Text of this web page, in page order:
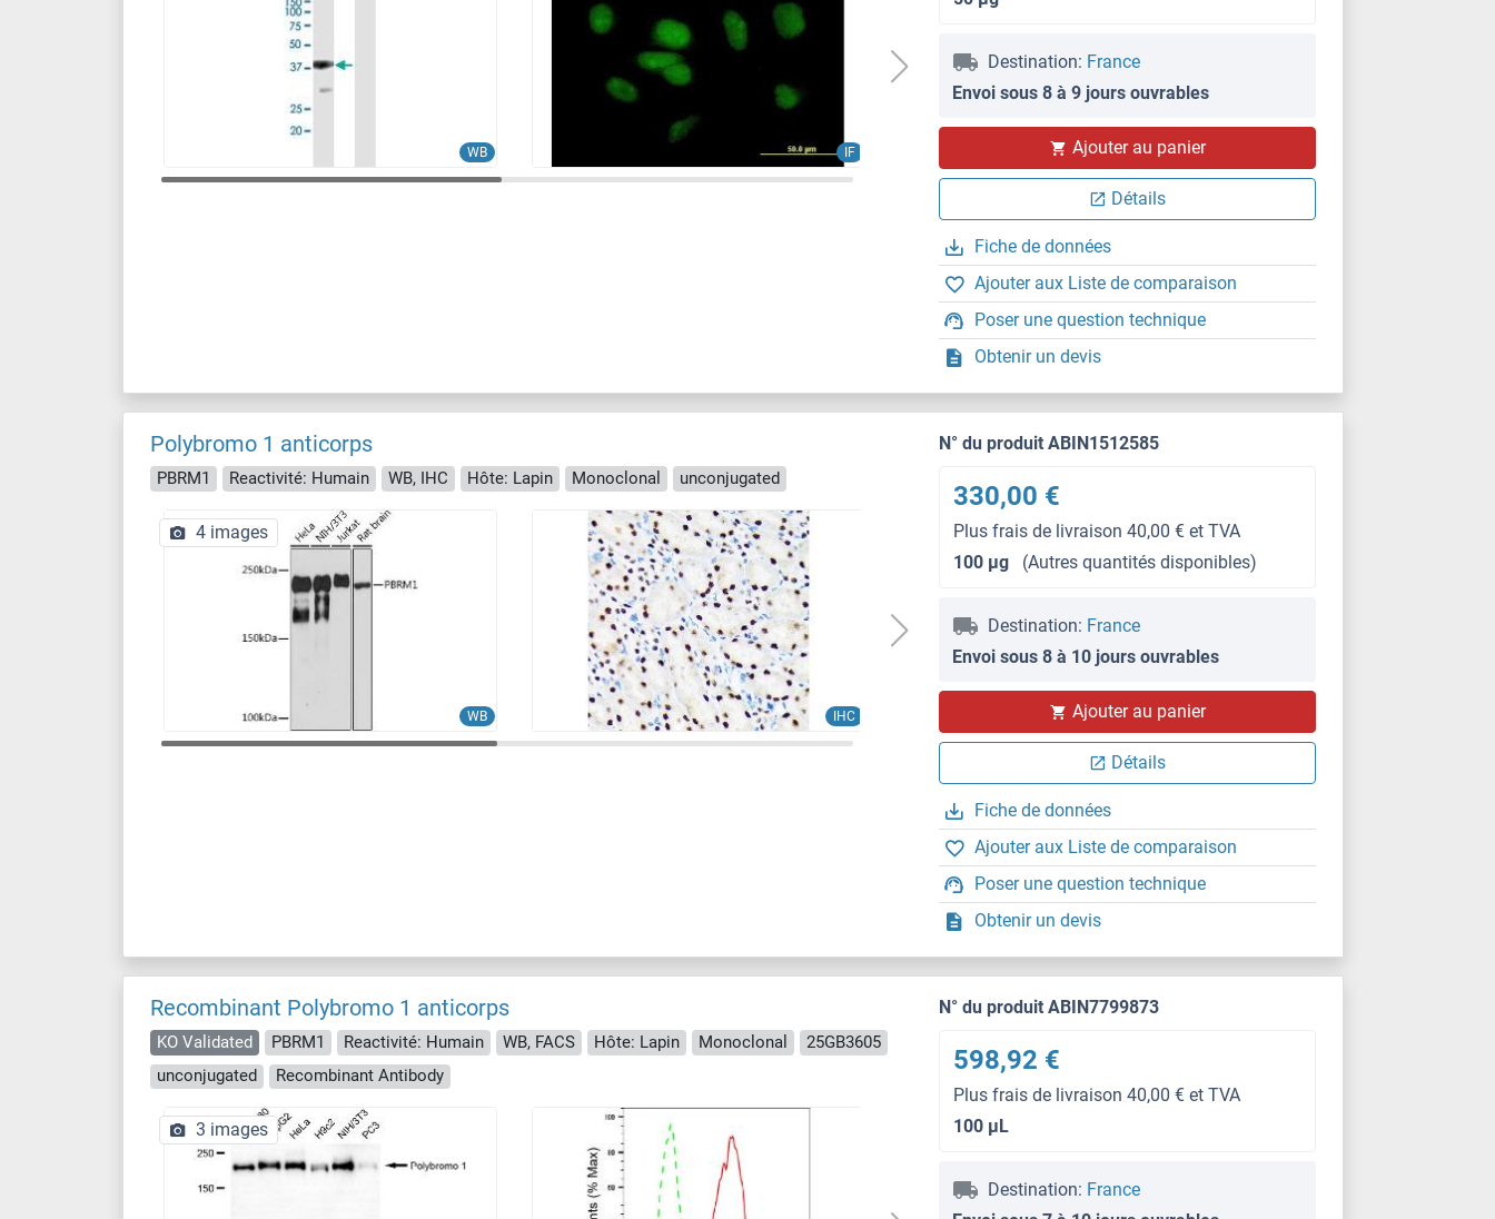
WB IF
Destination: France
Envoi sous 8 à 9 jours ouvrables
Ajouter au panier
Détails
Fiche de données
Ajouter aux Liste de comparaison
Poser une question technique
Obtenir un devis
Polybromo 1 anticorps
PBRM1 Reactivité: Humain WB, IHC Hôte: Lapin Monoclonal unconjugated
WB IHC
IHC
4 images
N° du produit ABIN1512585
330,00 €
Plus frais de livraison 40,00 € et TVA
100 μg
(Autres quantités disponibles)
Destination: France
Envoi sous 8 à 10 jours ouvrables
Ajouter au panier
Détails
Fiche de données
Ajouter aux Liste de comparaison
Poser une question technique
Obtenir un devis
Recombinant Polybromo 1 anticorps
KO Validated PBRM1 Reactivité: Humain WB, FACS Hôte: Lapin Monoclonal
25GB3605
unconjugated
Recombinant Antibody
3 images
N° du produit ABIN7799873
598,92 €
Plus frais de livraison 40,00 € et TVA
100 μL
Destination: France